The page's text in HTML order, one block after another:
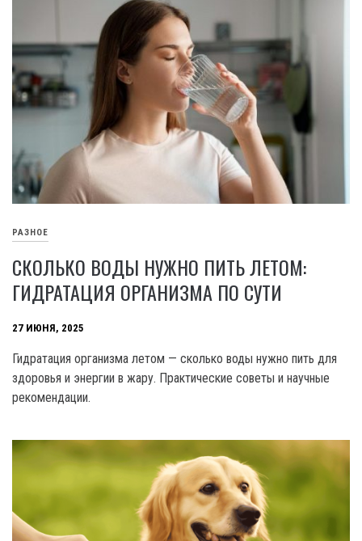
РАЗНОЕ
СКОЛЬКО ВОДЫ НУЖНО ПИТЬ ЛЕТОМ:
ГИДРАТАЦИЯ ОРГАНИЗМА ПО СУТИ
27 ИЮНЯ, 2025
Гидратация организма летом — сколько воды нужно пить для
здоровья и энергии в жару. Практические советы и научные
рекомендации.